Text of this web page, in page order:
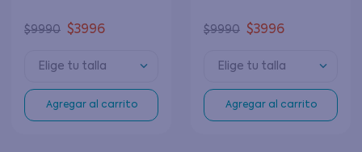
$9990 $3996
Elige tu talla
Agregar al carrito
$9990 $3996
Elige tu talla
Agregar al carrito